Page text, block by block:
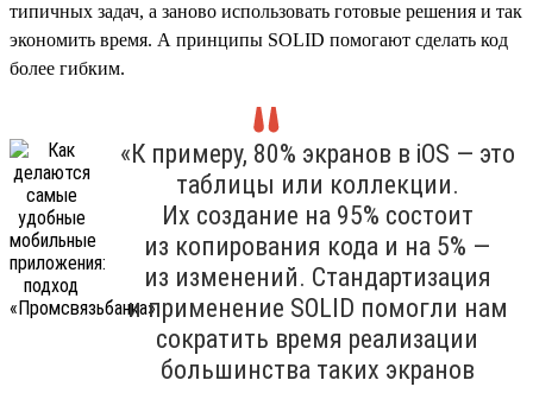
типичных задач, а заново использовать готовые решения и так
экономить время. А принципы SOLID помогают сделать код
более гибким.
«К примеру, 80% экранов в iOS — это
таблицы или коллекции.
Их создание на 95% состоит
из копирования кода и на 5% —
из изменений. Стандартизация
и применение SOLID помогли нам
сократить время реализации
большинства таких экранов